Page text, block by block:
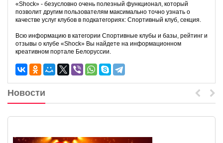
«Shock» - безусловно очень полезный функционал, который
позволит другим пользователям максимально точно узнать о
качестве услуг клубов в подкатегориях: Спортивный клуб, секция.
Всю информацию в категории Спортивные клубы и базы, рейтинг и
отзывы о клубе «Shock» Вы найдете на информационном
креативном портале Белоруссии.
Новости